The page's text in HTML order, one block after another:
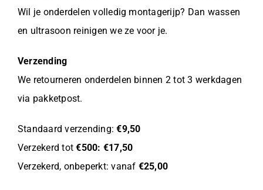
Wil je onderdelen volledig montagerijp? Dan wassen
en ultrasoon reinigen we ze voor je.
Verzending
We retourneren onderdelen binnen 2 tot 3 werkdagen
via pakketpost.
Standaard verzending:€9,50
Verzekerd tot€500: €17,50
Verzekerd, onbeperkt: vanaf €25,00